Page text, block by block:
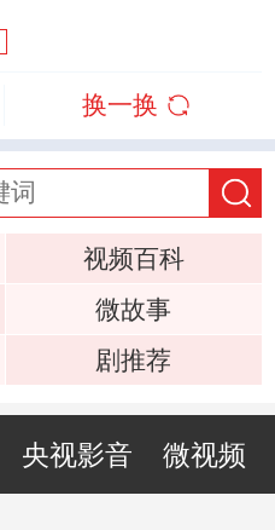
换一换
视频百科
微故事
剧推荐
央视影音 微视频